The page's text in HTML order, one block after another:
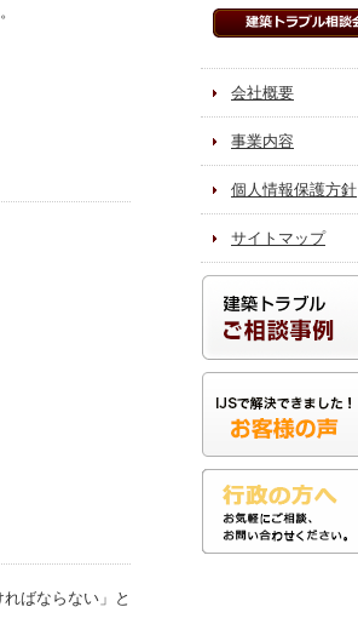
会社概要
事業内容
個人情報保護方針
サイトマップ
ばならない」と